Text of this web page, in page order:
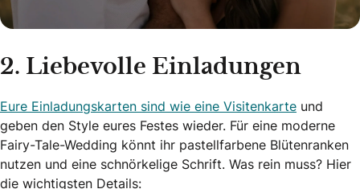
2. Liebevolle Einladungen
Eure Einladungskarten sind wie eine Visitenkarte und
geben den Style eures Festes wieder. Für eine moderne
Fairy-Tale-Wedding könnt ihr pastellfarbene Blütenranken
nutzen und eine schnörkelige Schrift. Was rein muss? Hier
die wichtigsten Details: